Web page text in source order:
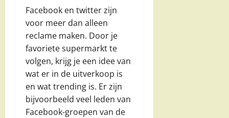
Facebook en twitter zijn
voor meer dan alleen
reclame maken. Door je
favoriete supermarkt te
volgen, krijg je een idee van
wat er in de uitverkoop is
en wat trending is. Er zijn
bijvoorbeeld veel leden van
Facebook-groepen van de